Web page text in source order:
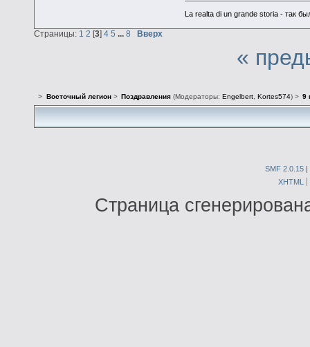
La realta di un grande storia - так
Страницы: 1 2 [3] 4 5 ... 8 Вверх
«
> Восточный легион> Поздравления(Модераторы: Engelbert, Kortes574) > 9
SMF 2.0.15 |
XHTML
Страница